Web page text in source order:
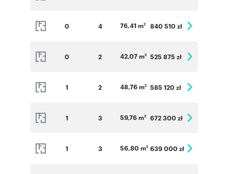
0 4 76,41 m2 840 510 zł
0 2 42,07 m2 525 875 zł
1 2 48,76 m2 585 120 zł
1 3 59,76 m2 672 300 zł
1 3 56,80 m2 639 000 zł